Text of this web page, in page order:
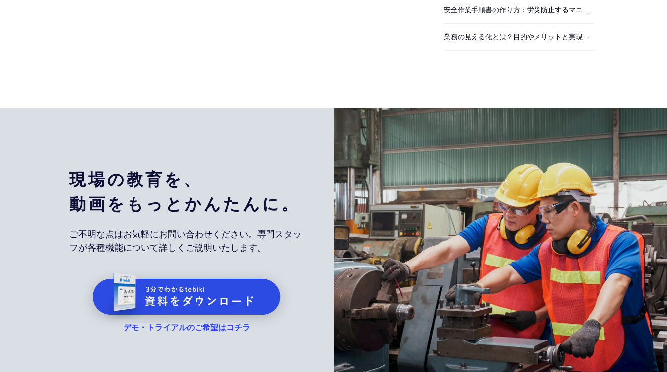
安全作業手順書の作り方：労災防止するマニュアル例や書き方
業務の見える化とは？目的やメリットと実現ツール・事例紹介
現場の教育を、
動画をもっとかんたんに。
ご不明な点はお気軽にお問い合わせください。専門スタッ
フが各種機能について詳しくご説明いたします。
デモ・トライアルのご希望はコチラ